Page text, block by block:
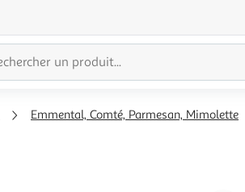
Emmental, Comté, Parmesan, Mimolette